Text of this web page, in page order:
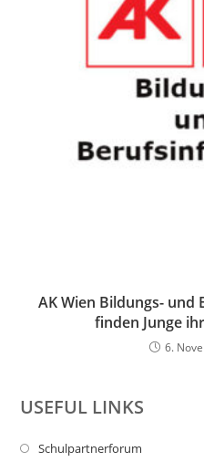
AK Wien Bildungs- und
finden Junge
6.
USEFUL LINKS
Schulpartnerforum